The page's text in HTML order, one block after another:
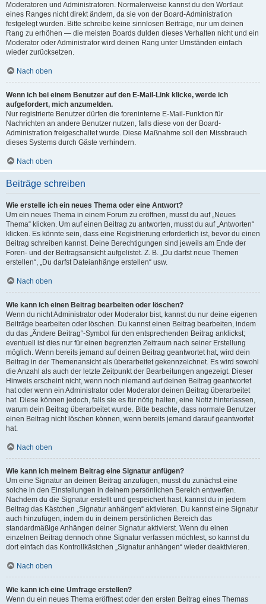
Moderatoren und Administratoren. Normalerweise kannst du den Wortlaut
eines Ranges nicht direkt ändern, da sie von der Board-Administration
festgelegt wurden. Bitte schreibe keine sinnlosen Beiträge, nur um deinen
Rang zu erhöhen — die meisten Boards dulden dieses Verhalten nicht und ein
Moderator oder Administrator wird deinen Rang unter Umständen einfach
wieder zurücksetzen.
Nach oben
Wenn ich bei einem Benutzer auf den E-Mail-Link klicke, werde ich
aufgefordert, mich anzumelden.
Nur registrierte Benutzer dürfen die foreninterne E-Mail-Funktion für
Nachrichten an andere Benutzer nutzen, falls diese von der Board-
Administration freigeschaltet wurde. Diese Maßnahme soll den Missbrauch
dieses Systems durch Gäste verhindern.
Nach oben
Beiträge schreiben
Wie erstelle ich ein neues Thema oder eine Antwort?
Um ein neues Thema in einem Forum zu eröffnen, musst du auf „Neues
Thema“ klicken. Um auf einen Beitrag zu antworten, musst du auf „Antworten“
klicken. Es könnte sein, dass eine Registrierung erforderlich ist, bevor du einen
Beitrag schreiben kannst. Deine Berechtigungen sind jeweils am Ende der
Foren- und der Beitragsansicht aufgelistet. Z. B. „Du darfst neue Themen
erstellen“, „Du darfst Dateianhänge erstellen“ usw.
Nach oben
Wie kann ich einen Beitrag bearbeiten oder löschen?
Wenn du nicht Administrator oder Moderator bist, kannst du nur deine eigenen
Beiträge bearbeiten oder löschen. Du kannst einen Beitrag bearbeiten, indem
du das „Ändere Beitrag“-Symbol für den entsprechenden Beitrag anklickst;
eventuell ist dies nur für einen begrenzten Zeitraum nach seiner Erstellung
möglich. Wenn bereits jemand auf deinen Beitrag geantwortet hat, wird dein
Beitrag in der Themenansicht als überarbeitet gekennzeichnet. Es wird sowohl
die Anzahl als auch der letzte Zeitpunkt der Bearbeitungen angezeigt. Dieser
Hinweis erscheint nicht, wenn noch niemand auf deinen Beitrag geantwortet
hat oder wenn ein Administrator oder Moderator deinen Beitrag überarbeitet
hat. Diese können jedoch, falls sie es für nötig halten, eine Notiz hinterlassen,
warum dein Beitrag überarbeitet wurde. Bitte beachte, dass normale Benutzer
einen Beitrag nicht löschen können, wenn bereits jemand darauf geantwortet
hat.
Nach oben
Wie kann ich meinem Beitrag eine Signatur anfügen?
Um eine Signatur an deinen Beitrag anzufügen, musst du zunächst eine
solche in den Einstellungen in deinem persönlichen Bereich entwerfen.
Nachdem du die Signatur erstellt und gespeichert hast, kannst du in jedem
Beitrag das Kästchen „Signatur anhängen“ aktivieren. Du kannst eine Signatur
auch hinzufügen, indem du in deinem persönlichen Bereich das
standardmäßige Anhängen deiner Signatur aktivierst. Wenn du einen
einzelnen Beitrag dennoch ohne Signatur verfassen möchtest, so kannst du
dort einfach das Kontrollkästchen „Signatur anhängen“ wieder deaktivieren.
Nach oben
Wie kann ich eine Umfrage erstellen?
Wenn du ein neues Thema eröffnest oder den ersten Beitrag eines Themas